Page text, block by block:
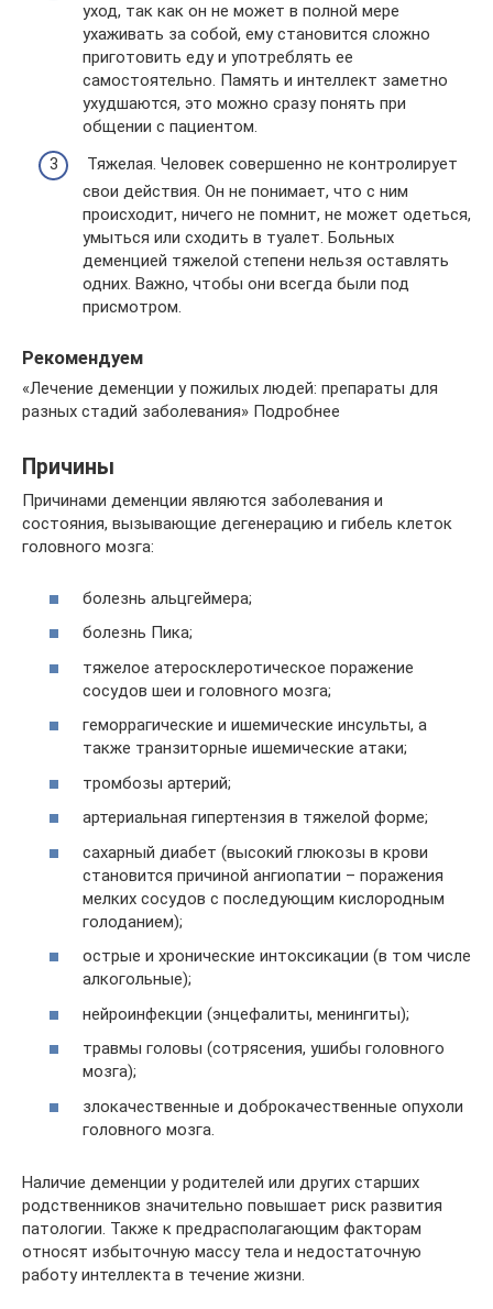
уход, так как он не может в полной мере
ухаживать за собой, ему становится сложно
приготовить еду и употреблять ее
самостоятельно. Память и интеллект заметно
ухудшаются, это можно сразу понять при
общении с пациентом.
Тяжелая. Человек совершенно не контролирует
свои действия. Он не понимает, что с ним
происходит, ничего не помнит, не может одеться,
умыться или сходить в туалет. Больных
деменцией тяжелой степени нельзя оставлять
одних. Важно, чтобы они всегда были под
присмотром.
Рекомендуем
«Лечение деменции у пожилых людей: препараты для
разных стадий заболевания» Подробнее
Причины
Причинами деменции являются заболевания и
состояния, вызывающие дегенерацию и гибель клеток
головного мозга:
болезнь альцгеймера;
болезнь Пика;
тяжелое атеросклеротическое поражение
сосудов шеи и головного мозга;
геморрагические и ишемические инсульты, а
также транзиторные ишемические атаки;
тромбозы артерий;
артериальная гипертензия в тяжелой форме;
сахарный диабет (высокий глюкозы в крови
становится причиной ангиопатии – поражения
мелких сосудов с последующим кислородным
голоданием);
острые и хронические интоксикации (в том числе
алкогольные);
нейроинфекции (энцефалиты, менингиты);
травмы головы (сотрясения, ушибы головного
мозга);
злокачественные и доброкачественные опухоли
головного мозга.
Наличие деменции у родителей или других старших
родственников значительно повышает риск развития
патологии. Также к предрасполагающим факторам
относят избыточную массу тела и недостаточную
работу интеллекта в течение жизни.